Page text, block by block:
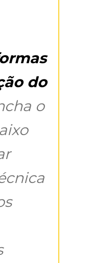
do
o